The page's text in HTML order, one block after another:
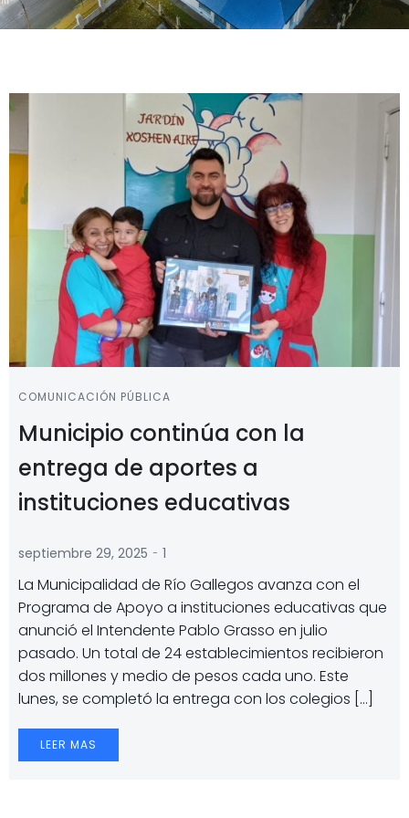
COMUNICACIÓN PÚBLICA
Municipio continúa con la
entrega de aportes a
instituciones educativas
septiembre 29, 2025 - 1
La Municipalidad de Río Gallegos avanza con el
Programa de Apoyo a instituciones educativas que
anunció el Intendente Pablo Grasso en julio
pasado. Un total de 24 establecimientos recibieron
dos millones y medio de pesos cada uno. Este
lunes, se completó la entrega con los colegios […]
LEER MAS